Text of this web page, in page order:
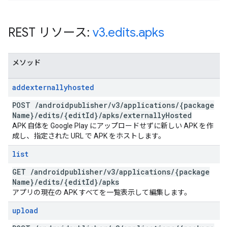
REST リソース: v3.edits.apks
メソッド
addexternallyhosted
POST /androidpublisher/v3/applications/{package
Name}/edits/{editId}/apks/externallyHosted
APK 自体を Google Play にアップロードせずに新しい APK を作
成し、指定された URL で APK をホストします。
list
GET /androidpublisher/v3/applications/{package
Name}/edits/{editId}/apks
アプリの現在の APK すべてを一覧表示して編集します。
upload